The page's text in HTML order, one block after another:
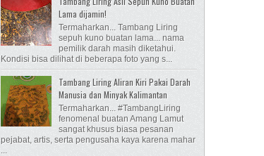
Lama dijamin!
Termaharkan... Tambang Liring
sepuh kuno buatan lama... nama
pemilik darah masih diketahui.
Kondisi bisa dilihat di beberapa foto yang s...
Tambang Liring Aliran Kiri Pakai Darah
Manusia dan Minyak Kalimantan
Termaharkan... #TambangLiring
fenomenal buatan Amang Lamut
sangat khusus biasa pesanan
pejabat, artis, serta pengusaha kaya karena mahar
...